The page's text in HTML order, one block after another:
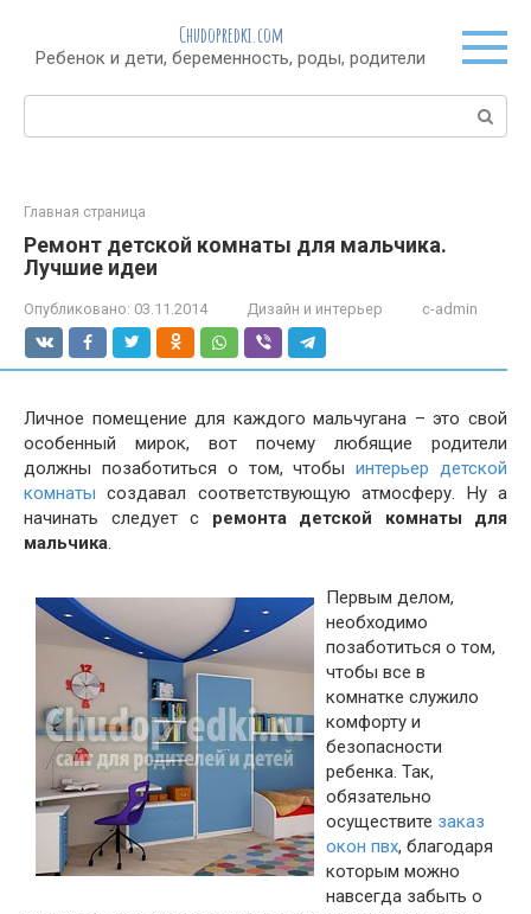
контенту
Chudopredki.com
Ребенок и дети, беременность, роды, родители
Поиск:
Главная страница
Ремонт детской комнаты для мальчика.
Лучшие идеи
Опубликовано: 03.11.2014 Дизайн и интерьер c-admin
Личное помещение для каждого мальчугана – это свой
особенный мирок, вот почему любящие родители
должны позаботиться о том, чтобыинтерьер детской
комнаты создавал соответствующую атмосферу. Ну а
начинать следует с ремонта детской комнаты для
мальчика.
Первым делом,
необходимо
позаботиться о том,
чтобы все в
комнатке служило
комфорту и
безопасности
ребенка. Так,
обязательно
осуществите заказ
окон пвх, благодаря
которым можно
навсегда забыть о